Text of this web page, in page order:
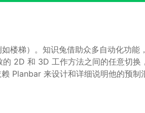
楼梯）。知识兔借助众多自动化功能
2D 和 3D 工作方法之间的任意切换
Planbar 来设计和详细说明他的预制